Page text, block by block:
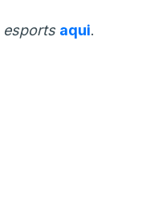
esports aqui.